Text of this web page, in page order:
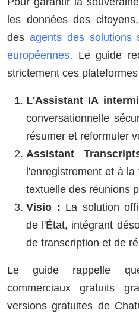
les données des
des agents des solutions
européennes. Le guide
strictement ces
L'Assistant IA
conversationnelle
résumer et reformuler
Assistant
l'enregistrement et à
textuelle des réunions
Visio : La solution
de l'État, intégrant
de transcription et de
Le guide rappelle
commerciaux gratuits
versions gratuites de